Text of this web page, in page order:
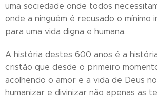
uma sociedade onde todos
onde a ninguém é recusado o mínimo
para uma vida digna e humana.
A história destes 600 anos é a
cristão que desde o primeiro
acolhendo o amor e a vida de Deus
humanizar e divinizar não apenas as